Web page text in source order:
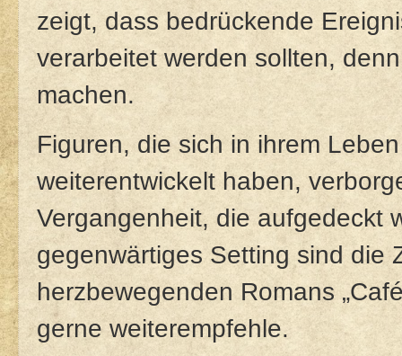
zeigt, dass bedrückende
verarbeitet werden sollten,
machen.
Figuren, die sich in ihrem
weiterentwickelt haben,
Vergangenheit, die aufgedeckt
gegenwärtiges Setting sind die
herzbewegenden Romans
gerne weiterempfehle.